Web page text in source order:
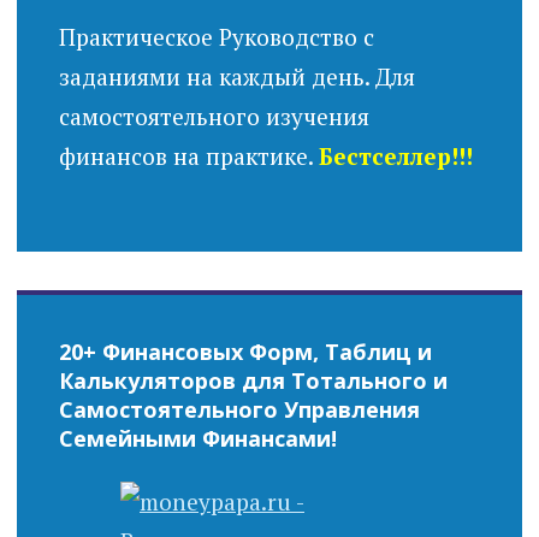
Практическое Руководство с
заданиями на каждый день. Для
самостоятельного изучения
финансов на практике. Бестселлер!!!
20+ Финансовых Форм, Таблиц и
Калькуляторов для Тотального и
Самостоятельного Управления
Семейными Финансами!